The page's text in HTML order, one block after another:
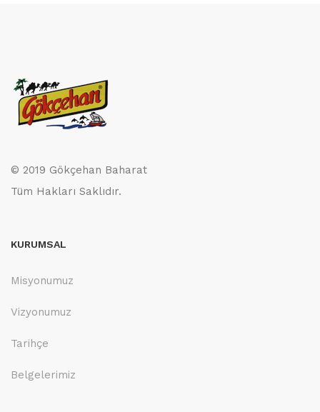
© 2019 Gökçehan Baharat
Tüm Hakları Saklıdır.
KURUMSAL
Misyonumuz
Vizyonumuz
Tarihçe
Belgelerimiz